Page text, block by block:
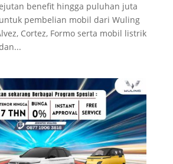
benefit hingga puluhan juta
pembelian mobil dari Wuling
Cortez, Formo serta mobil listrik